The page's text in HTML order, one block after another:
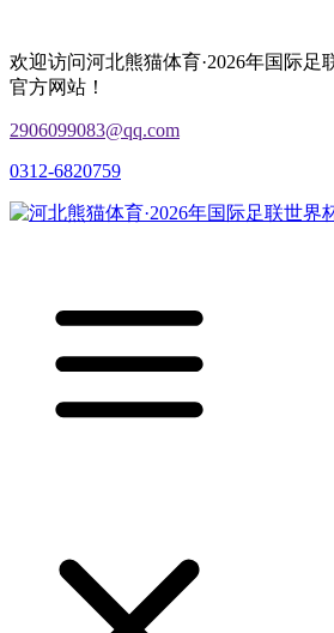
欢迎访问河北熊猫体育·2026年国际足
官方网站！
2906099083@qq.com
0312-6820759